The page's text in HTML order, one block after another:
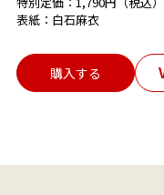
表紙：白石麻衣
購入する